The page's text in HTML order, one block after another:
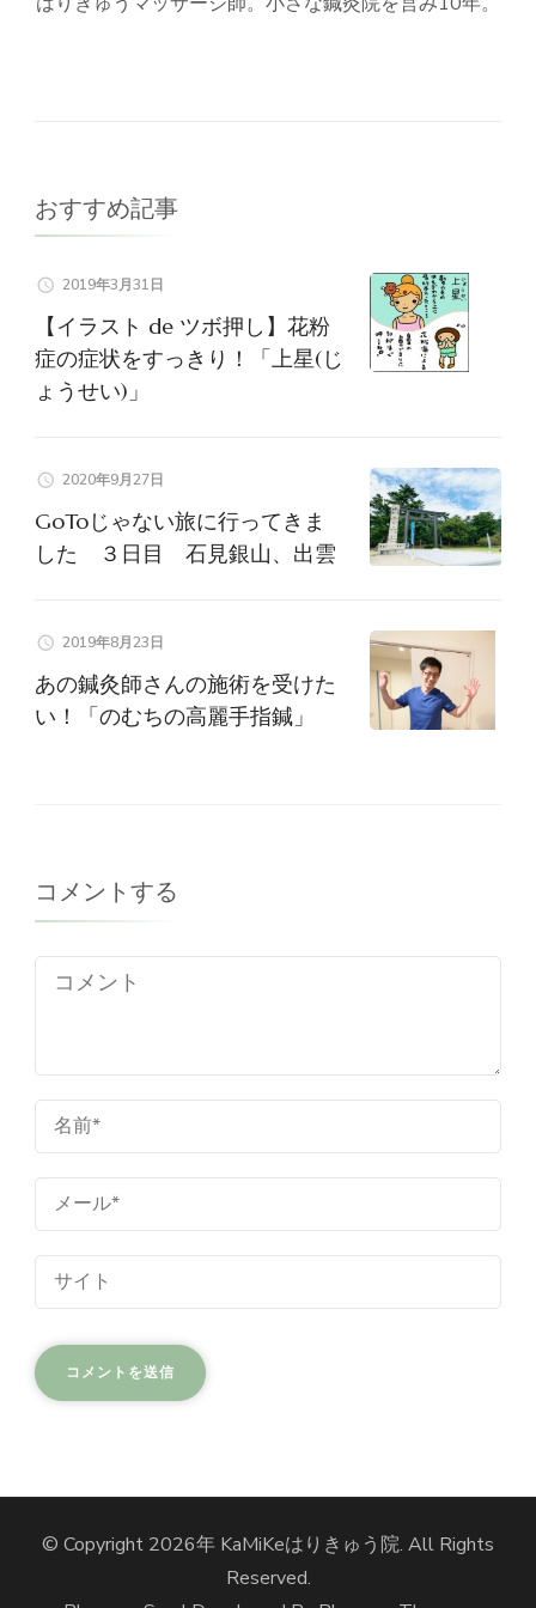
おすすめ記事
2019年3月31日
【イラスト de ツボ押し】花粉
症の症状をすっきり！「上星(じ
ょうせい)」
2020年9月27日
GoToじゃない旅に行ってきま
した ３日目 石見銀山、出雲
2019年8月23日
あの鍼灸師さんの施術を受けた
い！「のむちの高麗手指鍼」
コメントする
© Copyright 2026年 KaMiKeはりきゅう院. All Rights
Reserved.